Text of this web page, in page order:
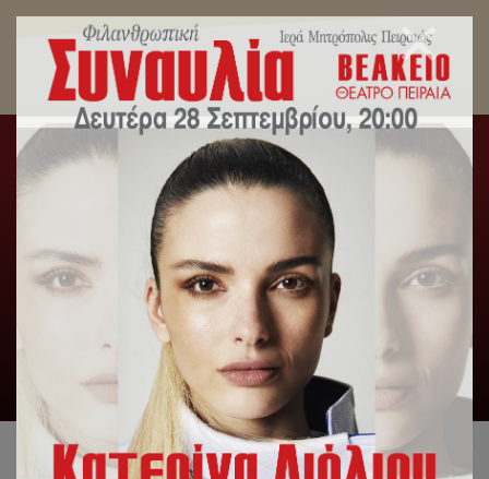
Μεγαλειώδης Συναυλία κατά της φτώχειας από
την Μητρόπολη Πειραιώς.
Αρχική Slideshow,Γενική Κατηγορία,Δελτία Τύπου ,
Εκδηλώσεις, Εκπαιδευτήρια
Μεγαλειώδης Συναυλία κατά